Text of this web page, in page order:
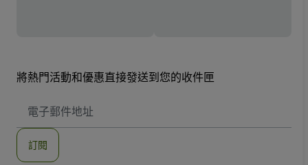
將熱門活動和優惠直接發送到您的收件匣
子
地
訂閱